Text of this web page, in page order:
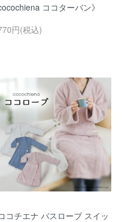
ココターバン》
円(税込)
コチエナ バスローブ スイッ